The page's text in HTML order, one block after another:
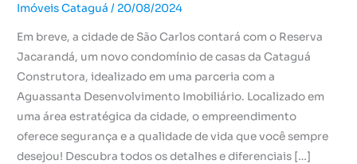
Imóveis Cataguá / 20/08/2024
Em breve, a cidade de São Carlos contará com o Reserva
Jacarandá, um novo condomínio de casas da Cataguá
Construtora, idealizado em uma parceria com a
Aguassanta Desenvolvimento Imobiliário. Localizado em
uma área estratégica da cidade, o empreendimento
oferece segurança e a qualidade de vida que você sempre
desejou! Descubra todos os detalhes e diferenciais […]